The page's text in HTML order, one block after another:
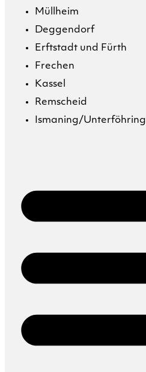
Müllheim
Deggendorf
Erftstadt und Fürth
Frechen
Kassel
Remscheid
Ismaning/Unterföhring